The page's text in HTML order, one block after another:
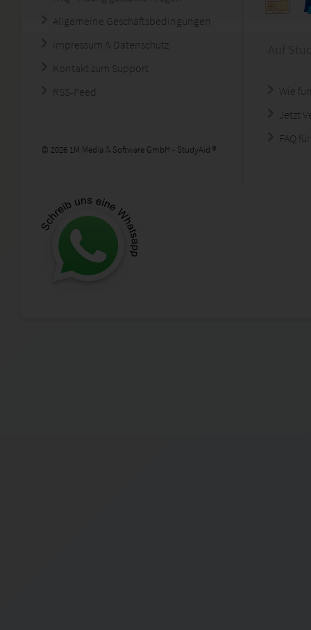
Allgemeine Geschäftsbedingungen
Impressum & Datenschutz
Kontakt zum Support
RSS-Feed
© 2026 1M Media & Software GmbH - StudyAid ®
Wie
Jetzt
FAQ